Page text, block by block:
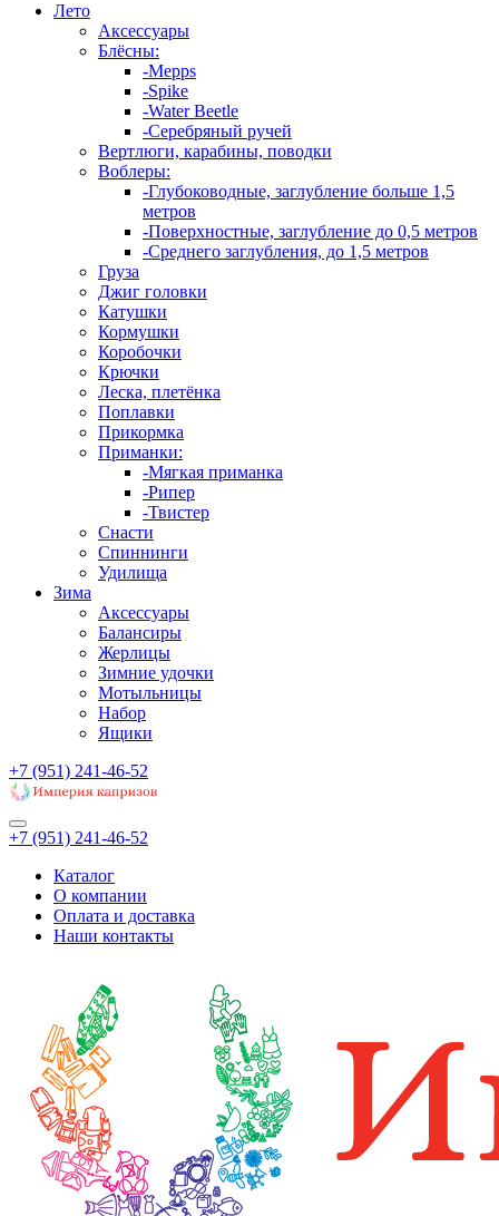
Лето
Аксессуары
Блёсны:
-Mepps
-Spike
-Water Beetle
-Серебряный ручей
Вертлюги, карабины, поводки
Воблеры:
-Глубоководные, заглубление больше 1,5
метров
-Поверхностные, заглубление до 0,5 метров
-Среднего заглубления, до 1,5 метров
Груза
Джиг головки
Катушки
Кормушки
Коробочки
Крючки
Леска, плетёнка
Поплавки
Прикормка
Приманки:
-Мягкая приманка
-Рипер
-Твистер
Снасти
Спиннинги
Удилища
Зима
Аксессуары
Балансиры
Жерлицы
Зимние удочки
Мотыльницы
Набор
Ящики
+7 (951) 241-46-52
+7 (951) 241-46-52
Каталог
О компании
Оплата и доставка
Наши контакты